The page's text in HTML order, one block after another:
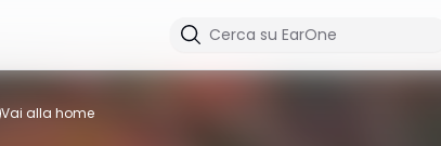
Vai alla home